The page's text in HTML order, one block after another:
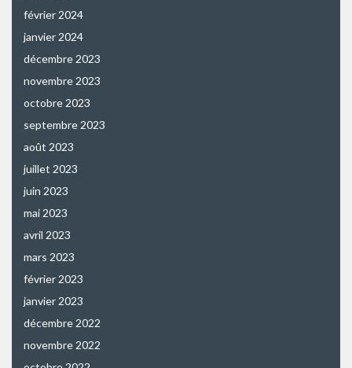
février 2024
janvier 2024
décembre 2023
novembre 2023
octobre 2023
septembre 2023
août 2023
juillet 2023
juin 2023
mai 2023
avril 2023
mars 2023
février 2023
janvier 2023
décembre 2022
novembre 2022